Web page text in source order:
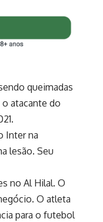
queimadas
atacante do
Inter na
lesão. Seu
no Al Hilal. O
O atleta
para o futebol